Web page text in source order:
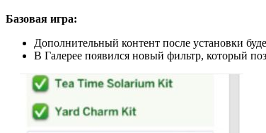
Базовая игра:
Дополнительный контент после установки
В Галерее появился новый фильтр, который